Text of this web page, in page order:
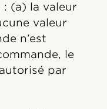
(a) la valeur
valeur
n’est
le
par